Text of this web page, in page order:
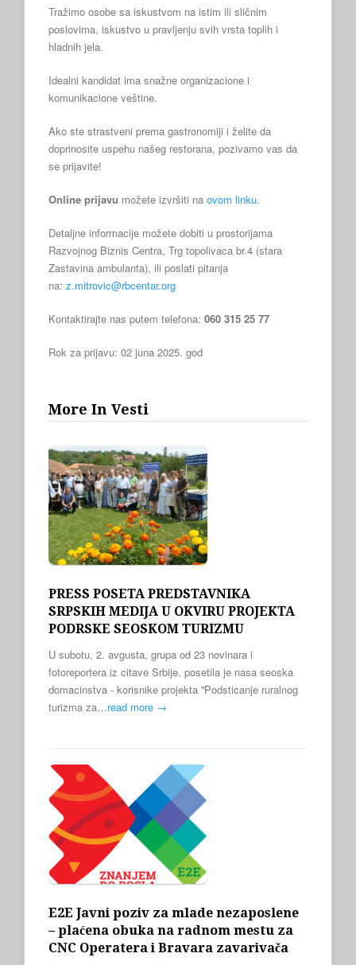
Tražimo osobe sa iskustvom na istim ili sličnim
poslovima, iskustvo u pravljenju svih vrsta toplih i
hladnih jela.
Idealni kandidat ima snažne organizacione i
komunikacione veštine.
Ako ste strastveni prema gastronomiji i želite da
doprinosite uspehu našeg restorana, pozivamo vas da
se prijavite!
Online prijavu možete izvršiti na ovom linku.
Detaljne informacije možete dobiti u prostorijama
Razvojnog Biznis Centra, Trg topolivaca br.4 (stara
Zastavina ambulanta), ili poslati pitanja
na: z.mitrovic@rbcentar.org
Kontaktirajte nas putem telefona: 060 315 25 77
Rok za prijavu: 02 juna 2025. god
More In Vesti
PRESS POSETA PREDSTAVNIKA
SRPSKIH MEDIJA U OKVIRU PROJEKTA
PODRSKE SEOSKOM TURIZMU
U subotu, 2. avgusta, grupa od 23 novinara i
fotoreportera iz citave Srbije, posetila je nasa seoska
domacinstva - korisnike projekta ''Podsticanje ruralnog
turizma za…read more →
E2E Javni poziv za mlade nezaposlene
– plaćena obuka na radnom mestu za
CNC Operatera i Bravara zavarivača